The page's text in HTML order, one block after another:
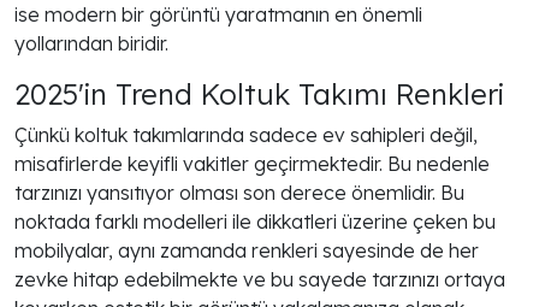
ise modern bir görüntü yaratmanın en önemli
yollarından biridir.
2025'in Trend Koltuk Takımı Renkleri
Çünkü koltuk takımlarında sadece ev sahipleri değil,
misafirlerde keyifli vakitler geçirmektedir. Bu nedenle
tarzınızı yansıtıyor olması son derece önemlidir. Bu
noktada farklı modelleri ile dikkatleri üzerine çeken bu
mobilyalar, aynı zamanda renkleri sayesinde de her
zevke hitap edebilmekte ve bu sayede tarzınızı ortaya